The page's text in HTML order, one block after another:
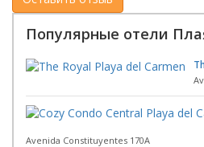
Популярные отели
Avenida Constituyentes 170A